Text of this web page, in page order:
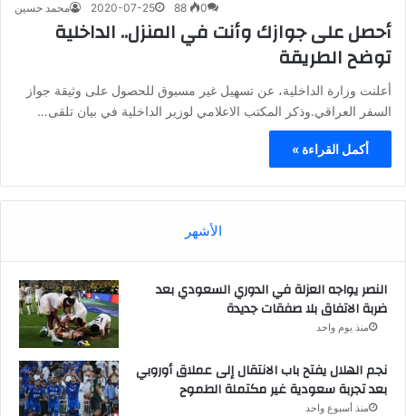
محمد حسين 2020-07-25 0
أحصل على جوازك وأنت في المنزل.. الداخلية
توضح الطريقة
أعلنت وزارة الداخلية، عن تسهيل غير مسبوق للحصول على وثيقة جواز
السفر العراقي.وذكر المكتب الاعلامي لوزير الداخلية في بيان تلقى…
أكمل القراءة »
الأشهر
النصر يواجه العزلة في الدوري السعودي بعد
ضربة الاتفاق بلا صفقات جديدة
منذ يوم واحد
نجم الهلال يفتح باب الانتقال إلى عملاق أوروبي
بعد تجربة سعودية غير مكتملة الطموح
منذ أسبوع واحد